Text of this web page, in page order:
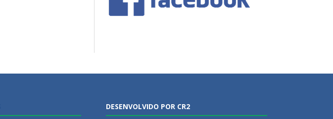
DESENVOLVIDO POR CR2